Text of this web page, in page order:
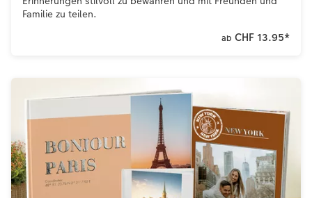
Familie zu teilen.
ab CHF 13.95*